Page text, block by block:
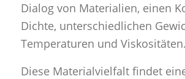
Dialog von Materialien, einen
Dichte, unterschiedlichen
Temperaturen und Viskositäten.
Diese Materialvielfalt findet